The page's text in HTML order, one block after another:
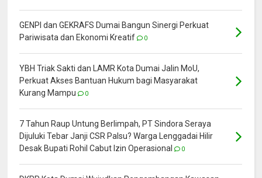
GENPI dan GEKRAFS Dumai Bangun Sinergi Perkuat
Pariwisata dan Ekonomi Kreatif
0
YBH Triak Sakti dan LAMR Kota Dumai Jalin MoU,
Perkuat Akses Bantuan Hukum bagi Masyarakat
Kurang Mampu
0
7 Tahun Raup Untung Berlimpah, PT Sindora Seraya
Dijuluki Tebar Janji CSR Palsu? Warga Lenggadai Hilir
Desak Bupati Rohil Cabut Izin Operasional
0